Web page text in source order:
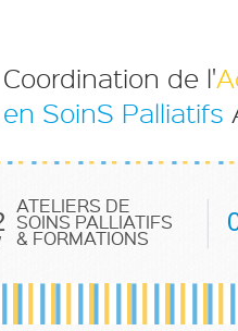
Coordination de l'
en SoinS Palliatifs
ATELIERS DE
SOINS PALLIATIFS
& FORMATIONS